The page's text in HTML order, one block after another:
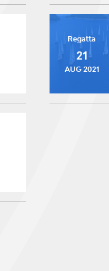
Regatta
21
AUG 2021